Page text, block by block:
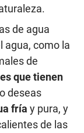
de agua
agua, como la
de
que tienen
deseas
fría y pura, y
de las